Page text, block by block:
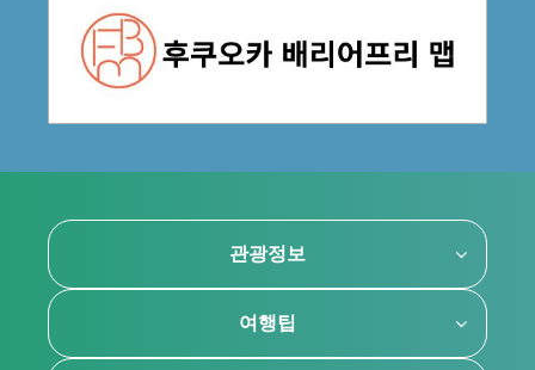
관광정보
여행팁